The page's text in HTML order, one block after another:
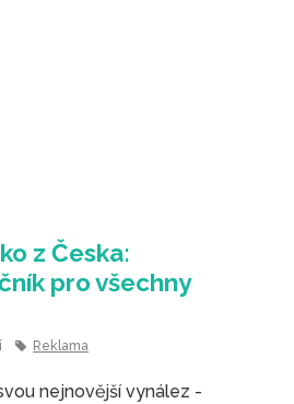
Reklama
nejnovější vynález -